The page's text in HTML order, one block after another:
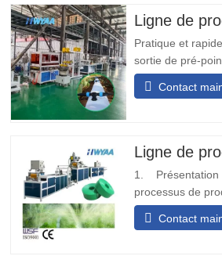
l'orientation,
Pratique et
sortie de pré-
conception
à installer. Il ne
transporteuse
poinçonnage
Contact
1. Présentation
processus de
nous déplions et
première de la
Contact